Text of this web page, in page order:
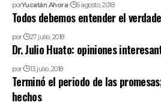
porYucatán Ahora 6 agosto, 2018
Todos debemos entender el
por 27 julio, 2018
Dr. Julio Huato: opiniones
por 13 julio, 2018
Terminó el periodo de las
hechos